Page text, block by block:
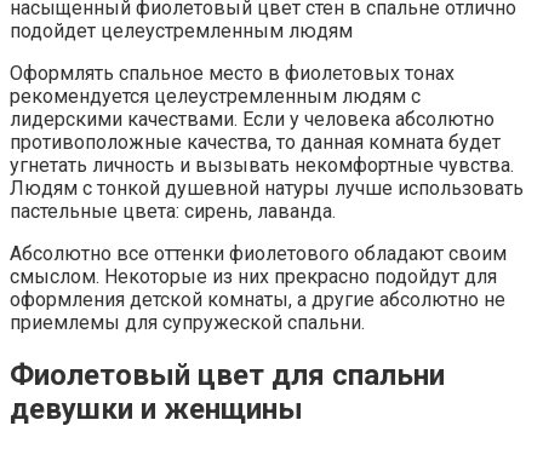
насыщенный фиолетовый цвет стен в спальне отлично
подойдет целеустремленным людям
Оформлять спальное место в фиолетовых тонах
рекомендуется целеустремленным людям с
лидерскими качествами. Если у человека абсолютно
противоположные качества, то данная комната будет
угнетать личность и вызывать некомфортные чувства.
Людям с тонкой душевной натуры лучше использовать
пастельные цвета: сирень, лаванда.
Абсолютно все оттенки фиолетового обладают своим
смыслом. Некоторые из них прекрасно подойдут для
оформления детской комнаты, а другие абсолютно не
приемлемы для супружеской спальни.
Фиолетовый цвет для спальни
девушки и женщины